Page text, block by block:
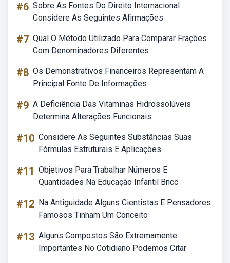
#6 Sobre As Fontes Do Direito Internacional
Considere As Seguintes Afirmações
#7 Qual O Método Utilizado Para Comparar Frações
Com Denominadores Diferentes
#8 Os Demonstrativos Financeiros Representam A
Principal Fonte De Informações
#9 A Deficiência Das Vitaminas Hidrossolúveis
Determina Alterações Funcionais
#10 Considere As Seguintes Substâncias Suas
Fórmulas Estruturais E Aplicações
#11 Objetivos Para Trabalhar Números E
Quantidades Na Educação Infantil Bncc
#12 Na Antiguidade Alguns Cientistas E Pensadores
Famosos Tinham Um Conceito
#13 Alguns Compostos São Extremamente
Importantes No Cotidiano Podemos Citar